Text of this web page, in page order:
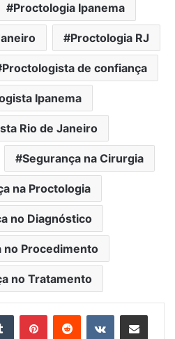
Proctologia Ipanema
Proctologia RJ
Proctologista de confiança
Ipanema
Rio de Janeiro
Segurança na Cirurgia
na Proctologia
no Diagnóstico
no Procedimento
no Tratamento
Tumblr PinterestReddit VK Compartilhar via e-mail